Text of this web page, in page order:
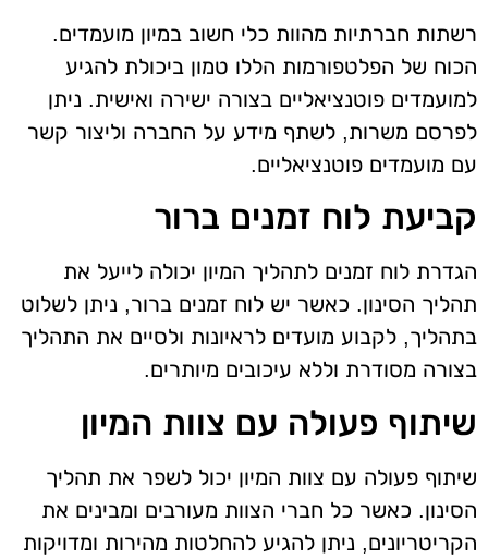
רשתות חברתיות מהוות כלי חשוב במיון מועמדים.
הכוח של הפלטפורמות הללו טמון ביכולת להגיע
למועמדים פוטנציאליים בצורה ישירה ואישית. ניתן
לפרסם משרות, לשתף מידע על החברה וליצור קשר
עם מועמדים פוטנציאליים.
קביעת לוח זמנים ברור
הגדרת לוח זמנים לתהליך המיון יכולה לייעל את
תהליך הסינון. כאשר יש לוח זמנים ברור, ניתן לשלוט
בתהליך, לקבוע מועדים לראיונות ולסיים את התהליך
בצורה מסודרת וללא עיכובים מיותרים.
שיתוף פעולה עם צוות המיון
שיתוף פעולה עם צוות המיון יכול לשפר את תהליך
הסינון. כאשר כל חברי הצוות מעורבים ומבינים את
הקריטריונים, ניתן להגיע להחלטות מהירות ומדויקות